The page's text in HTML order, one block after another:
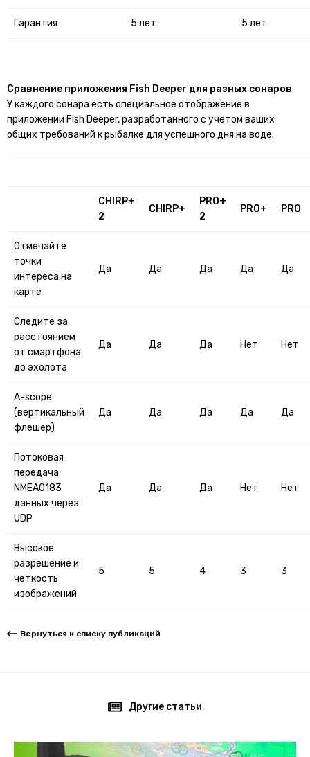
Гарантия 5 лет 5 лет
Сравнение приложения Fish Deeper для разных сонаров
У каждого сонара есть специальное отображение в
приложении Fish Deeper, разработанного с учетом ваших
общих требований к рыбалке для успешного дня на воде.
CHIRP+
2
CHIRP+
PRO+
2
PRO+ PRO
Отмечайте
точки
интереса на
карте
Да Да Да Да Да
Следите за
расстоянием
от смартфона
до эхолота
Да Да Да Нет Нет
A-scope
(вертикальный
флешер)
Да Да Да Да Да
Потоковая
передача
NMEA0183
данных через
UDP
Да Да Да Нет Нет
Высокое
разрешение и
четкость
изображений
5 5 4 3 3
Вернуться к списку публикаций
Другие статьи